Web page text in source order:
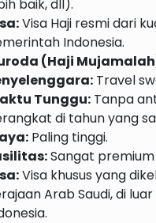
baik, dll).
Visa Haji resmi dari
Indonesia.
(Haji
Travel
Tunggu: Tanpa
di tahun yang
Paling tinggi.
Sangat
Visa khusus yang
Arab Saudi, di